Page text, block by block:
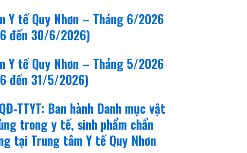
Y tế Quy Nhơn – Tháng 6/2026
đến 30/6/2026)
Y tế Quy Nhơn – Tháng 5/2026
đến 31/5/2026)
TTYT: Ban hành Danh mục vật
trong y tế, sinh phẩm chẩn
tại Trung tâm Y tế Quy Nhơn